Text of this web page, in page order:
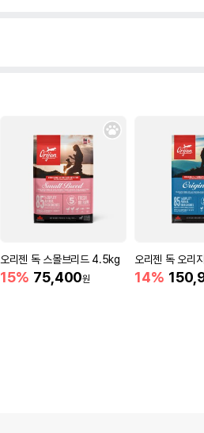
오리젠 독 스몰브리드 4.5kg
15% 75,400원
오리젠 독 오리
14%